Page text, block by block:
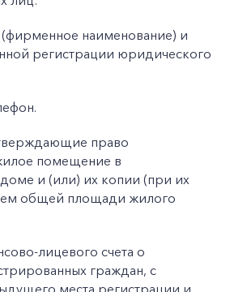
наименование) и
регистрации юридического
право
помещение в
и (или) их копии (при их
общей площади жилого
лицевого счета о
граждан, с
места регистрации и